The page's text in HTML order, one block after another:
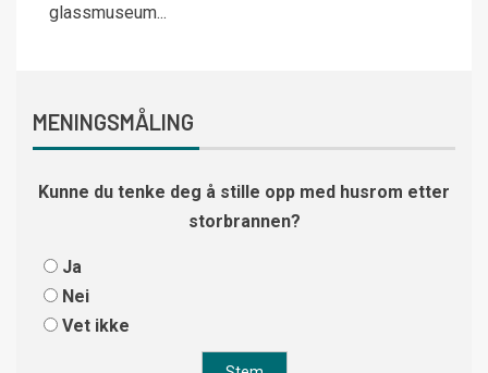
glassmuseum...
MENINGSMÅLING
Kunne du tenke deg å stille opp med husrom etter
storbrannen?
Ja
Nei
Vet ikke